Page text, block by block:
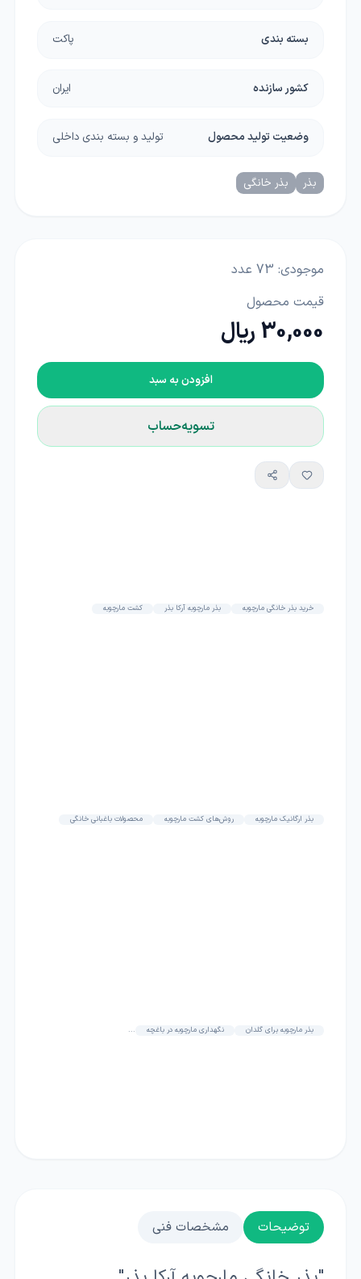
بسته بندی پاکت
کشور سازنده ایران
وضعیت تولید محصول تولید و بسته بندی داخلی
بذر بذر خانگی
موجودی: 73 عدد
قیمت محصول
30,000 ریال
افزودن به سبد
تسویه‌حساب
خرید بذر خانگی مارچوبه بذر مارچوبه آرکا بذر کشت مارچوبه
بذر ارگانیک مارچوبه روش‌های کشت مارچوبه محصولات باغبانی خانگی
بذر مارچوبه برای گلدان نگهداری مارچوبه در باغچه ...
توضیحات مشخصات فنی